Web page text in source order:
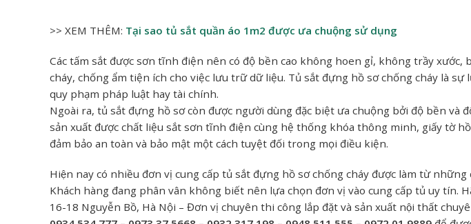
>> XEM THÊM: Tại sao tủ sắt quần áo 1m2 được ưa chuộng sử dụng
Các tấm sắt được sơn tĩnh điện nên có độ bền cao không hoen gỉ, không trầy xước,
cháy, chống ẩm tiện ích cho việc lưu trữ dữ liệu. Tủ sắt đựng hồ sơ chống cháy là
quy phạm pháp luật hay tài chính.
Ngoài ra, tủ sắt đựng hồ sơ còn được người dùng đặc biệt ưa chuộng bởi độ bền và
sản xuất được chất liệu sắt sơn tĩnh điện cùng hệ thống khóa thông minh, giấy tờ
đảm bảo an toàn và bảo mật một cách tuyệt đối trong mọi điều kiện.
Hiện nay có nhiều đơn vị cung cấp tủ sắt đựng hồ sơ chống cháy được làm từ
Khách hàng đang phân vân không biết nên lựa chọn đơn vị vào cung cấp tủ uy tín.
16-18 Nguyễn Bồ, Hà Nội – Đơn vị chuyên thi công lắp đặt và sản xuất nội thất